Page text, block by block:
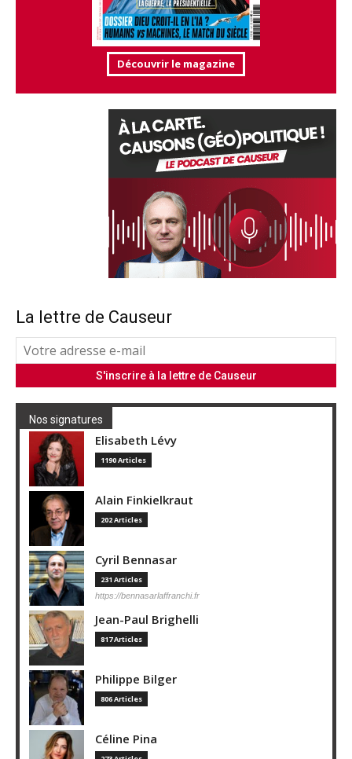
Découvrir le magazine
La lettre de Causeur
Nos signatures
Elisabeth Lévy
1190 Articles
Alain Finkielkraut
202 Articles
Cyril Bennasar
231 Articles
https://bennasarlaffranchi.fr
Jean-Paul Brighelli
817 Articles
Philippe Bilger
806 Articles
Céline Pina